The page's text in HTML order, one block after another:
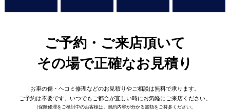
ご予約・ご来店頂いて
その場で正確なお見積り
お車の傷・ヘコミ修理などのお見積りやご相談は無料で承ります。
ご予約は不要です。 いつでもご都合が宜しい時にお気軽にご来店ください。
（保険修理をご検討中のお客様は、契約内容が分かる書類をご持参ください。